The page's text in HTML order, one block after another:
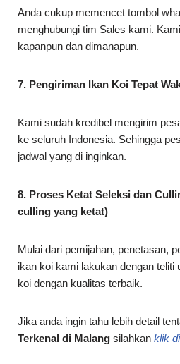
Anda cukup memencet tombol
menghubungi tim Sales kami.
kapanpun dan dimanapun.
7. Pengiriman Ikan Koi Tepat
Kami sudah kredibel mengirim
ke seluruh Indonesia. Sehingga
jadwal yang di inginkan.
8. Proses Ketat Seleksi dan
culling yang ketat)
Mulai dari pemijahan, penetasan,
ikan koi kami lakukan dengan teliti
koi dengan kualitas terbaik.
Jika anda ingin tahu lebih detail
Terkenal di Malang silahkan klik